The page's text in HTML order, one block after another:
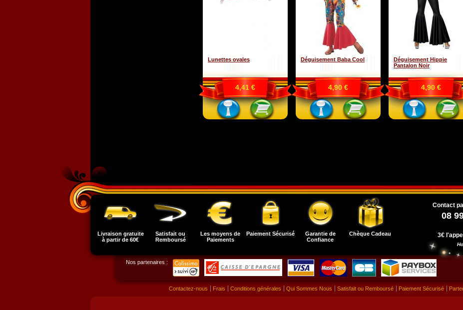
Lunettes ovales
4,41 €
Déguisement Baba Cool
4,90 €
Déguisement Hippie
Pantalon Noir
4,90 €
Livraison gratuite
à partir de 60€
Satisfait ou
Remboursé
Les moyens de
Paiements
Paiement Sécurisé
Garantie de
Confiance
Chèque Cadeau
Contact
08
3€
Nos partenaires :
Contactez-nous Frais Conditions générales Qui Sommes Nous Satisfait ou Remboursé Paiement Sécurisé